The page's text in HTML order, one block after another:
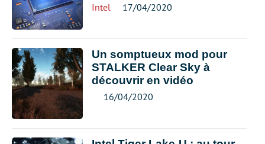
Intel 17/04/2020
Un somptueux mod pour
STALKER Clear Sky à
découvrir en vidéo
16/04/2020